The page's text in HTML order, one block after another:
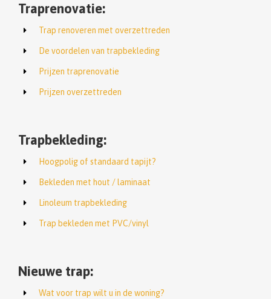
Traprenovatie:
Trap renoveren met overzettreden
De voordelen van trapbekleding
Prijzen traprenovatie
Prijzen overzettreden
Trapbekleding:
Hoogpolig of standaard tapijt?
Bekleden met hout / laminaat
Linoleum trapbekleding
Trap bekleden met PVC/vinyl
Nieuwe trap:
Wat voor trap wilt u in de woning?